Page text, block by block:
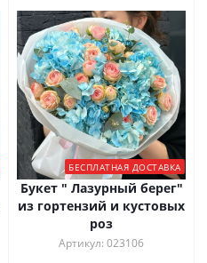
БЕСПЛАТНАЯ ДОСТАВКА
Букет " Лазурный берег"
из гортензий и кустовых
роз
Артикул: 023106